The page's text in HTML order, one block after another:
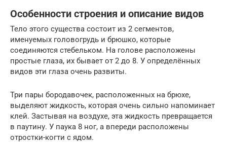
Особенности строения и описание видов
Тело этого существа состоит из 2 сегментов,
именуемых головогрудь и брюшко, которые
соединяются стебельком. На голове расположены
простые глаза, их бывает от 2 до 8. У определённых
видов эти глаза очень развиты.
Три пары бородавочек, расположенных на брюхе,
выделяют жидкость, которая очень сильно напоминает
клей. Застывая на воздухе, эта жидкость превращается
в паутину. У паука 8 ног, а впереди расположены
отростки-когти с ядом.